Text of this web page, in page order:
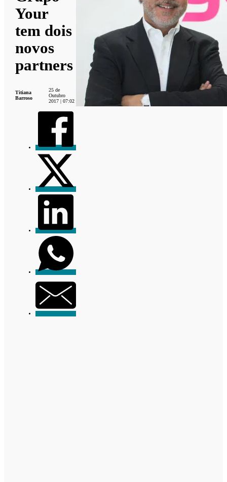
Your
tem dois
novos
partners
Titiana
Barroso
25 de
Outubro
2017 | 07:02